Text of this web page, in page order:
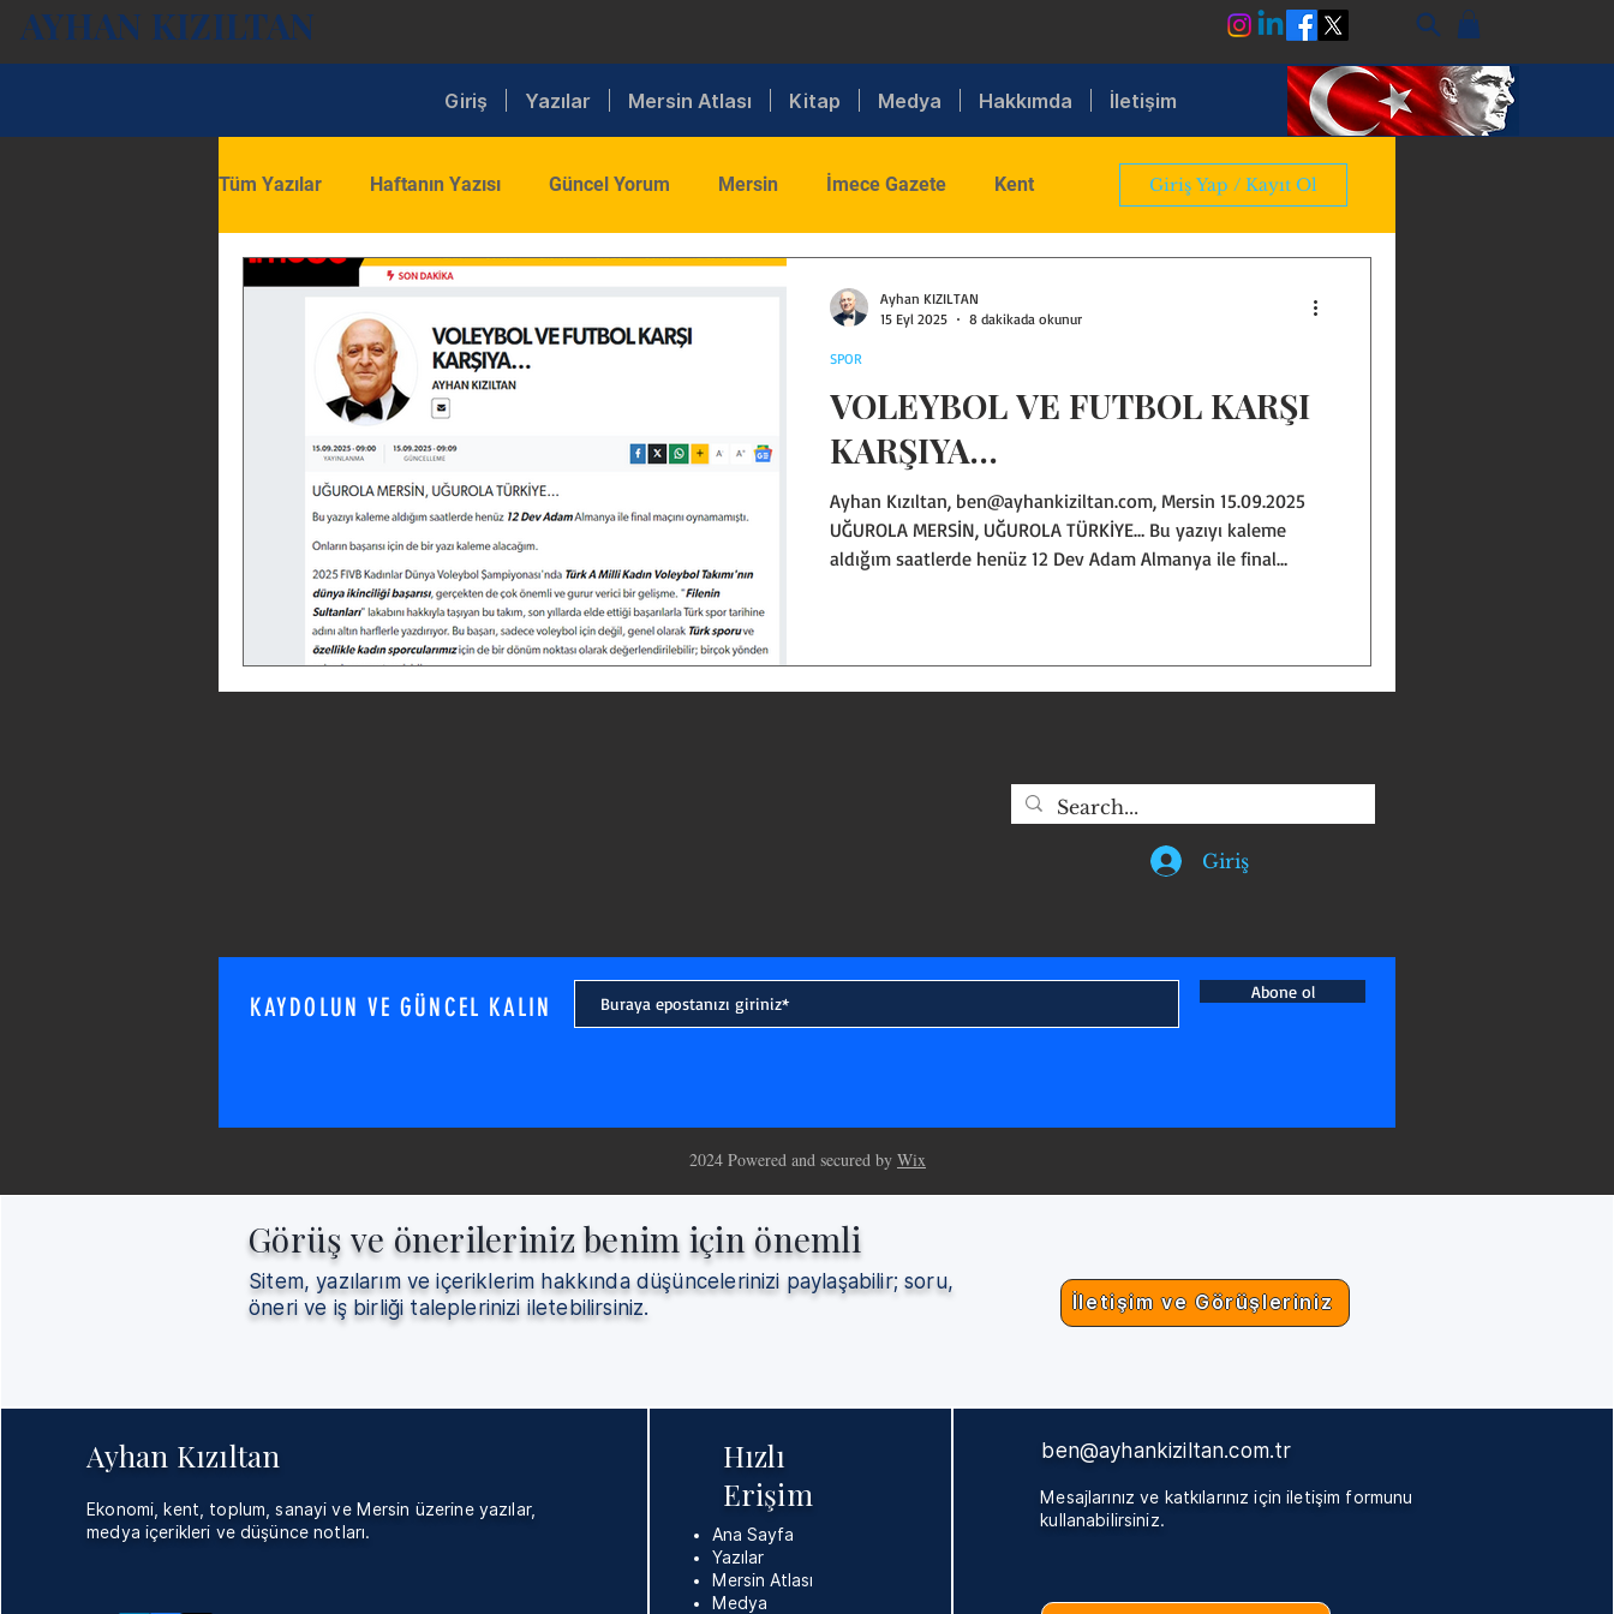
AYHAN KIZILTAN
Giriş Yazılar Mersin Atlası Kitap Medya Hakkımda İletişim
Tüm Yazılar Haftanın Yazısı Güncel Yorum Mersin İmece Gazete Kent
Ekonomi İç Siyaset
Ticaret Eğitim
Sağlık Bilişim
İnşaat Atatürk Görüş Yazıları
Giriş Yap / Kayıt Ol
VOLEYBOL VE FUTBOL KARŞI
KARŞIYA…
Ayhan Kızıltan, ben@ayhankiziltan.com, Mersin 15.09.2025
UĞUROLA MERSİN, UĞUROLA TÜRKİYE… Bu yazıyı kaleme
aldığım saatlerde henüz 12 Dev Adam Almanya ile final
dünya ikinciliği başarısı, gerçekten de çok önemli ve gurur
SPOR
Ayhan KIZILTAN
15 Eyl 2025
8 dakikada okunur
Giriş
KAYDOLUN VE GÜNCEL KALIN
Abone ol
2024 Powered and secured by Wix
Görüş ve önerileriniz benim için önemli
Sitem, yazılarım ve içeriklerim hakkında düşüncelerinizi paylaşabilir; soru,
öneri ve iş birliği taleplerinizi iletebilirsiniz.
İletişim ve Görüşleriniz
Ayhan Kızıltan
Ekonomi, kent, toplum, sanayi ve Mersin üzerine yazılar,
medya içerikleri ve düşünce notları.
Hızlı
Erişim
Ana Sayfa
Yazılar
Mersin Atlası
Medya
ben@ayhankiziltan.com.tr
Mesajlarınız ve katkılarınız için iletişim formunu
kullanabilirsiniz.